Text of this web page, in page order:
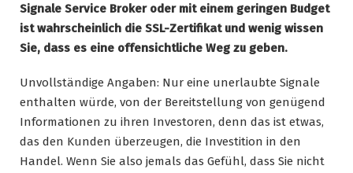
Signale Service Broker oder mit einem geringen Budget
ist wahrscheinlich die SSL-Zertifikat und wenig wissen
Sie, dass es eine offensichtliche Weg zu geben.
Unvollständige Angaben: Nur eine unerlaubte Signale
enthalten würde, von der Bereitstellung von genügend
Informationen zu ihren Investoren, denn das ist etwas,
das den Kunden überzeugen, die Investition in den
Handel. Wenn Sie also jemals das Gefühl, dass Sie nicht